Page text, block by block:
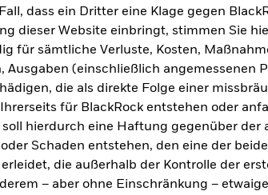
dass ein Dritter eine Klage gegen
dieser Website einbringt, stimmen Sie
für sämtliche Verluste, Kosten,
Ausgaben (einschließlich angemessenen
die als direkte Folge einer
für BlackRock entstehen oder
soll hierdurch eine Haftung gegenüber der
Schaden entstehen, den eine der
erleidet, die außerhalb der Kontrolle der
– aber ohne Einschränkung –